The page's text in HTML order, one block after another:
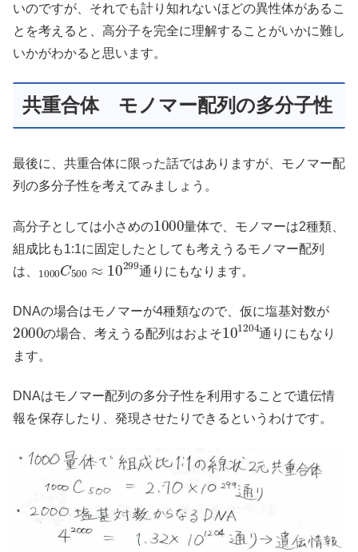
いのですが、それでも計り知れないほどの異性体があるこ
とを考えると、高分子を完全に理解することがいかに難し
いかがわかると思います。
共重合体 モノマー配列の多分子性
最後に、共重合体に限った話ではありますが、モノマー配
列の多分子性を考えてみましょう。
高分子としては小さめの
1000
量体で、モノマーは2種類、
組成比も1:1に固定したとしても考えうるモノマー配列
は、
1000 500≈10299
通りにもなります。
DNAの場合はモノマーが4種類なので、仮に塩基対数が
2000
の場合、考えうる配列はおよそ
101204
通りにもなり
ます。
DNAはモノマー配列の多分子性を利用することで遺伝情
報を保存したり、発現させたりできるというわけです。